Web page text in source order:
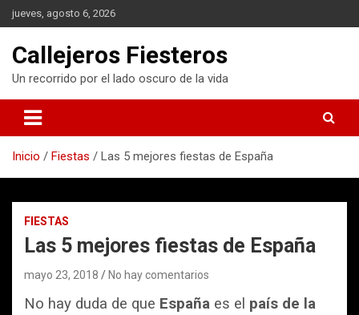
a
n
jueves, agosto 6, 2026
Callejeros Fiesteros
Un recorrido por el lado oscuro de la vida
Inicio Fiestas Las 5 mejores fiestas de España
FIESTAS
Las 5 mejores fiestas de España
mayo 23, 2018 No hay comentarios
No hay duda de que España es el país de la